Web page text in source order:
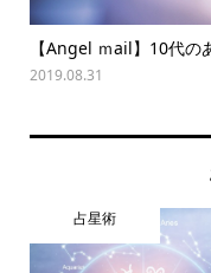
【Angel ｍail】10代の
2019.08.31
占星術